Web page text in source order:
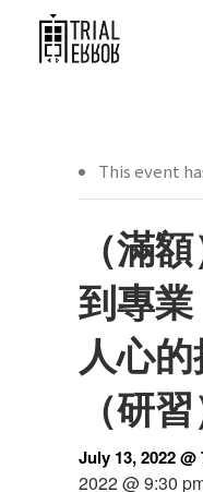
This event
（滿
到專
人心
（研習
July 13, 2022 @
2022 @ 9:30